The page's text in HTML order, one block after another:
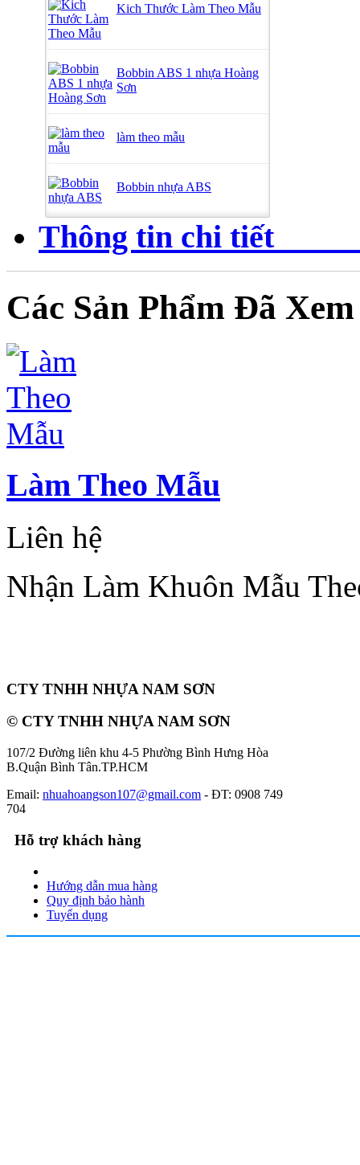
Kich Thước Làm Theo Mẫu
Bobbin ABS 1 nhựa Hoàng
Sơn
làm theo mẫu
Bobbin nhựa ABS
Thông tin
Các Sản Phẩm Đã Xem
Làm Theo Mẫu
Liên hệ
Nhận Làm Khuôn Mẫu
CTY TNHH NHỰA NAM SƠN
© CTY TNHH NHỰA NAM SƠN
107/2 Đường liên khu 4-5 Phường Bình Hưng Hòa
B.Quận Bình Tân.TP.HCM
Email: nhuahoangson107@gmail.com - ĐT: 0908 749
704
Hỗ trợ khách hàng
Hướng dẫn mua hàng
Quy định bảo hành
Tuyển dụng